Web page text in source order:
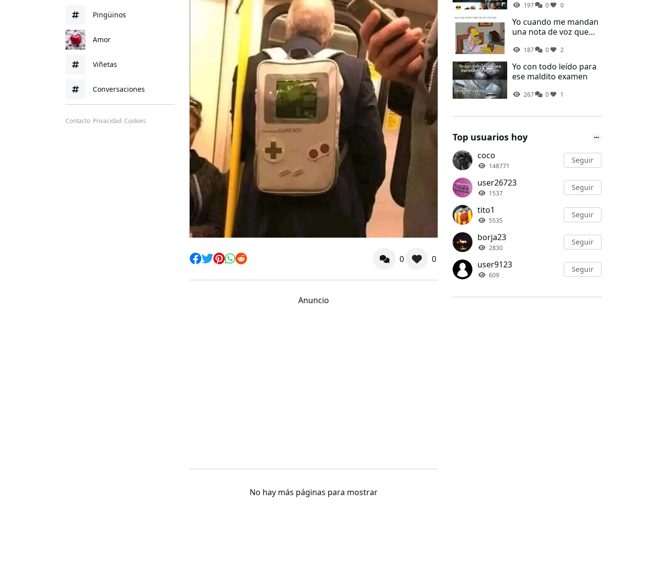
Pingüinos
Amor
Viñetas
Conversaciones
Contacto Privacidad Cookies
0 0
Anuncio
No hay más páginas para mostrar
197 0 0
Yo cuando me mandan
una nota de voz que
187 0 2
Yo con todo leído para
ese maldito examen
267 0 1
Top usuarios hoy
coco
148771
Seguir
user26723
1537
Seguir
tito1
5535
Seguir
borja23
2830
Seguir
user9123
609
Seguir